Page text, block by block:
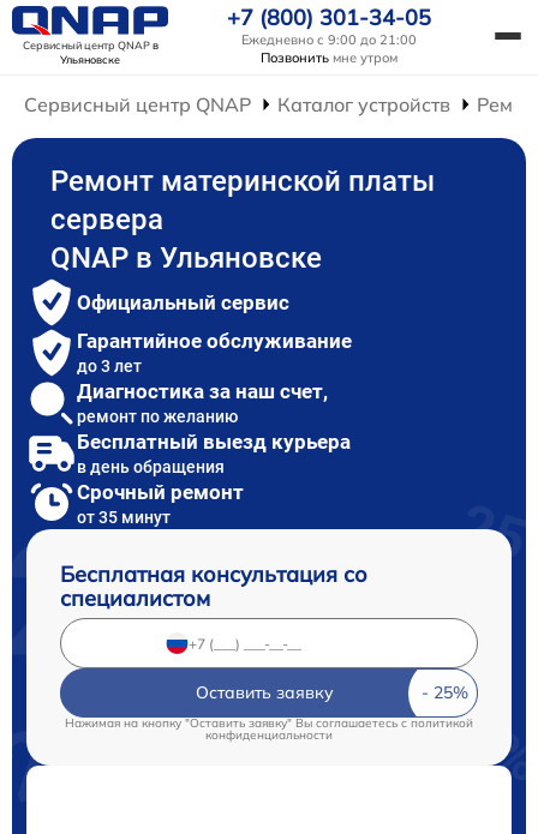
Сервисный центр QNAPв
Ульяновске
+7 (800) 301-34-05
Ежедневно с 9:00 до 21:00
Позвонить мне утром
Сервисный центр QNAP Каталог устройств
Ремонт материнской платы
сервера
QNAP в Ульяновске
Официальный сервис
Гарантийное обслуживание
до 3 лет
Диагностика за наш счет,
ремонт по желанию
Бесплатный выезд курьера
в день обращения
Срочный ремонт
от 35 минут
Бесплатная консультация со
специалистом
Оставить заявку
Нажимая на кнопку "Оставить заявку" Вы соглашаетесь cполитикой
конфиденциальности